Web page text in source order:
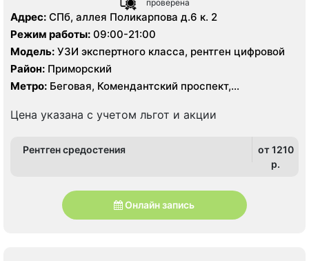
проверена
Адрес: СПб, аллея Поликарпова д.6 к. 2
Режим работы: 09:00-21:00
Модель: УЗИ экспертного класса, рентген цифровой
Район: Приморский
Метро: Беговая, Комендантский проспект,
Цена указана с учетом льгот и акции
Рентген средостения
от 1210
p.
Онлайн запись